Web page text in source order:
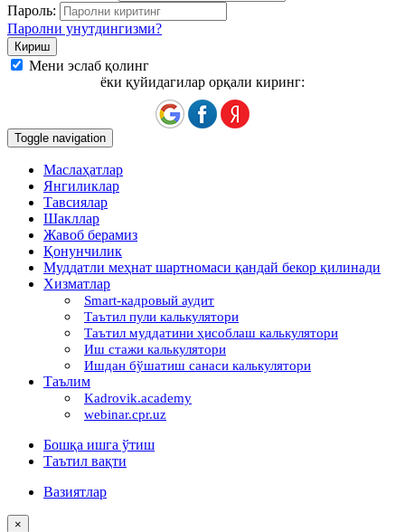
Пароль:
Паролни унутдингизми?
Мени эслаб қолинг
ёки қуйидагилар орқали киринг:
Toggle navigation
Маслаҳатлар
Янгиликлар
Тавсиялар
Шакллар
Жавоб берамиз
Қонунчилик
Муддатли меҳнат шартномаси қандай бекор қилинади
Хизматлар
Smart-кадровый аудит
Таътил пули калькулятори
Таътил муддатини ҳисоблаш калькулятори
Иш стажи калькулятори
Ишдан бўшатиш санаси калькулятори
Таълим
Kadrovik.academy
webinar.cpr.uz
Бошқа ишга ўтиш
Таътил вақти
Вазиятлар
×